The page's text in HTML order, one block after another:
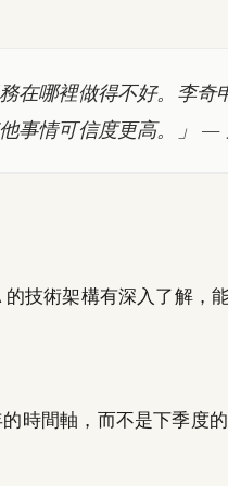
在哪裡做得不好。李
事情可信度更高。」 —
技術架構有深入了解，
時間軸，而不是下季度的